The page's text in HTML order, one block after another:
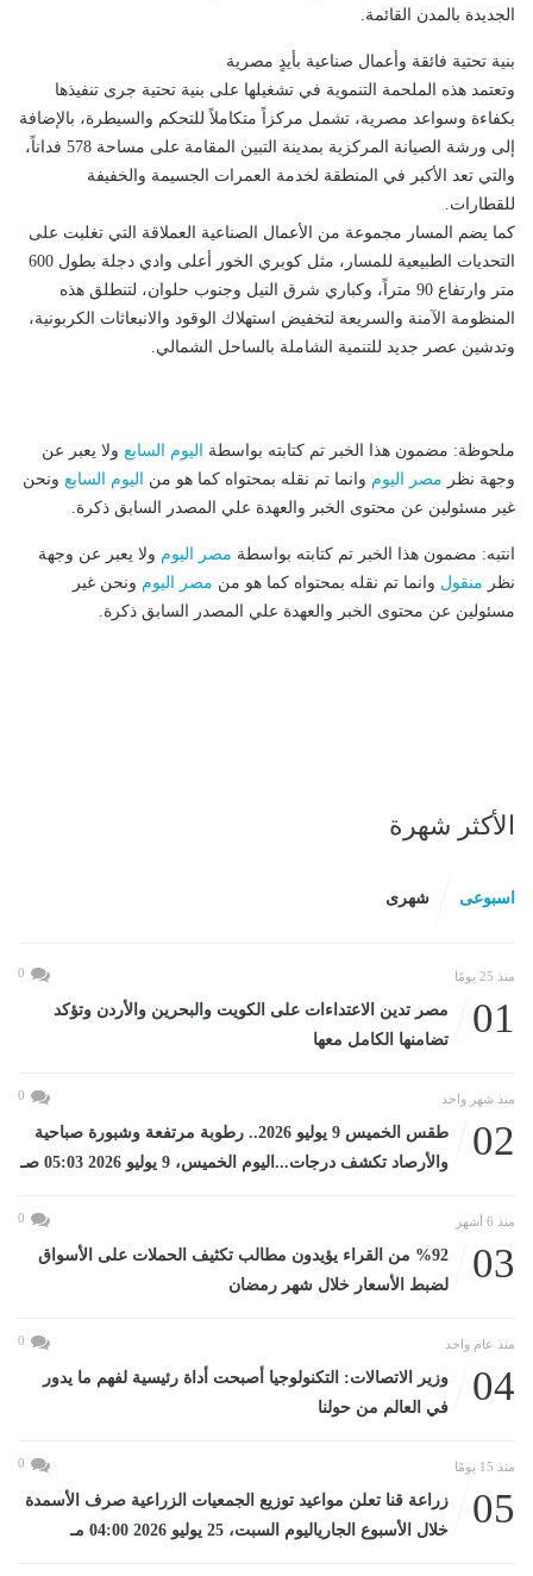
الجديدة بالمدن القائمة.
​بنية تحتية فائقة وأعمال صناعية بأيدٍ مصرية
​وتعتمد هذه الملحمة التنموية في تشغيلها على بنية تحتية جرى تنفيذها
بكفاءة وسواعد مصرية، تشمل مركزاً متكاملاً للتحكم والسيطرة، بالإضافة
إلى ورشة الصيانة المركزية بمدينة التبين المقامة على مساحة 578 فداناً،
والتي تعد الأكبر في المنطقة لخدمة العمرات الجسيمة والخفيفة
للقطارات.
​كما يضم المسار مجموعة من الأعمال الصناعية العملاقة التي تغلبت على
التحديات الطبيعية للمسار، مثل كوبري الخور أعلى وادي دجلة بطول 600
متر وارتفاع 90 متراً، وكباري شرق النيل وجنوب حلوان، لتنطلق هذه
المنظومة الآمنة والسريعة لتخفيض استهلاك الوقود والانبعاثات الكربونية،
وتدشين عصر جديد للتنمية الشاملة بالساحل الشمالي.
ملحوظة: مضمون هذا الخبر تم كتابته بواسطة اليوم السابع ولا يعبر عن
وجهة نظر مصر اليوم وانما تم نقله بمحتواه كما هو من اليوم السابع ونحن
غير مسئولين عن محتوى الخبر والعهدة علي المصدر السابق ذكرة.
انتبه: مضمون هذا الخبر تم كتابته بواسطة مصر اليوم ولا يعبر عن وجهة
نظر منقول وانما تم نقله بمحتواه كما هو من مصر اليوم ونحن غير
مسئولين عن محتوى الخبر والعهدة علي المصدر السابق ذكرة.
الأكثر شهرة
اسبوعى شهرى
منذ 25 يومًا 0
01
مصر تدين الاعتداءات على الكويت والبحرين والأردن وتؤكد
تضامنها الكامل معها
منذ شهر واحد 0
02
طقس الخميس 9 يوليو 2026.. رطوبة مرتفعة وشبورة صباحية
والأرصاد تكشف درجات...اليوم الخميس، 9 يوليو 2026 05:03 صـ
منذ 6 أشهر 0
03
%92 من القراء يؤيدون مطالب تكثيف الحملات على الأسواق
لضبط الأسعار خلال شهر رمضان
منذ عام واحد 0
04
وزير الاتصالات: التكنولوجيا أصبحت أداة رئيسية لفهم ما يدور
في العالم من حولنا
منذ 15 يومًا 0
05
زراعة قنا تعلن مواعيد توزيع الجمعيات الزراعية صرف الأسمدة
خلال الأسبوع الجارياليوم السبت، 25 يوليو 2026 04:00 مـ